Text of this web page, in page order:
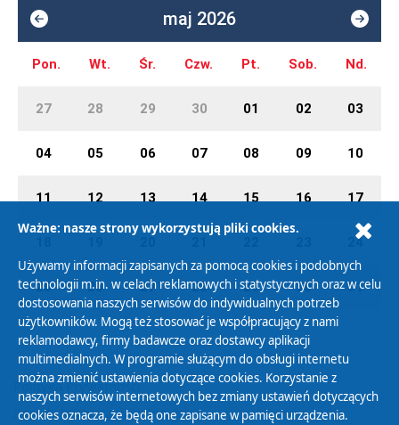
maj 2026
Pon. Wt. Śr. Czw. Pt. Sob. Nd.
27 28 29 30 01 02 03
04 05 06 07 08 09 10
11 12 13 14 15 16 17
24
25 26 27 28 29 30 31
Polityka Prywatności
Zasady korzystania z Serwisu
Ważne: nasze strony wykorzystują pliki cookies.
Używamy informacji zapisanych za pomocą cookies i podobnych
technologii m.in. w celach reklamowych i statystycznych oraz w celu
dostosowania naszych serwisów do indywidualnych potrzeb
użytkowników. Mogą też stosować je współpracujący z nami
reklamodawcy, firmy badawcze oraz dostawcy aplikacji
multimedialnych. W programie służącym do obsługi internetu
można zmienić ustawienia dotyczące cookies. Korzystanie z
naszych serwisów internetowych bez zmiany ustawień dotyczących
cookies oznacza, że będą one zapisane w pamięci urządzenia.